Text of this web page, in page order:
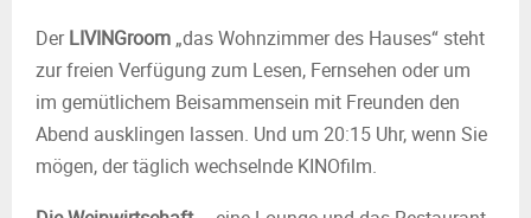
DerLIVINGroom „das Wohnzimmer des Hauses“ steht
zur freien Verfügung zum Lesen, Fernsehen oder um
im gemütlichem Beisammensein mit Freunden den
Abend ausklingen lassen. Und um 20:15 Uhr, wenn Sie
mögen, der täglich wechselnde KINOfilm.